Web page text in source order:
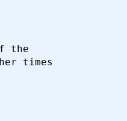
the
times